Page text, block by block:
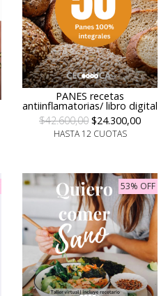
PANES recetas
antiinflamatorias/ libro digital
$42.600,00 $24.300,00
HASTA 12 CUOTAS
53% OFF